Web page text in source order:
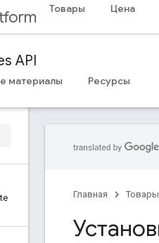
Товары Цена
API
материалы Ресурсы
Главная Товары